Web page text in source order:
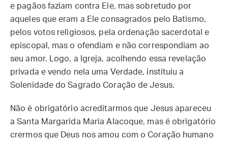
e pagãos faziam contra Ele, mas sobretudo por
aqueles que eram a Ele consagrados pelo Batismo,
pelos votos religiosos, pela ordenação sacerdotal e
episcopal, mas o ofendiam e não correspondiam ao
seu amor. Logo, a Igreja, acolhendo essa revelação
privada e vendo nela uma Verdade, instituiu a
Solenidade do Sagrado Coração de Jesus.
Não é obrigatório acreditarmos que Jesus apareceu
a Santa Margarida Maria Alacoque, mas é obrigatório
crermos que Deus nos amou com o Coração humano